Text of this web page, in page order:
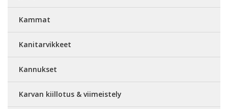
Kammat
Kanitarvikkeet
Kannukset
Karvan kiillotus & viimeistely